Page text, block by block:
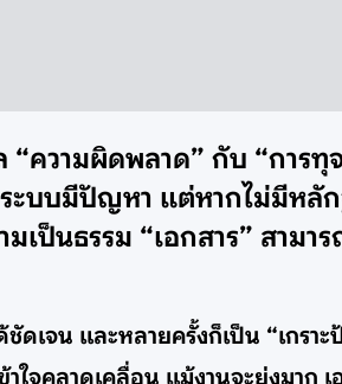
ความผิดพลาด” กับ “การทุ
บบมีปัญหา แต่หากไม่มีหลัก
เป็นธรรม “เอกสาร” สาม
เจน และหลายครั้งก็เป็น “เกรา
จคลาดเคลื่อน แม้งานจะยุ่งมาก